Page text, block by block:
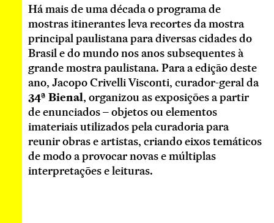
Há mais de uma década o programa de
mostras itinerantes leva recortes da mostra
principal paulistana para diversas cidades do
Brasil e do mundo nos anos subsequentes à
grande mostra paulistana. Para a edição deste
ano, Jacopo Crivelli Visconti, curador-geral da
34ª Bienal, organizou as exposições a partir
de enunciados – objetos ou elementos
imateriais utilizados pela curadoria para
reunir obras e artistas, criando eixos temáticos
de modo a provocar novas e múltiplas
interpretações e leituras.